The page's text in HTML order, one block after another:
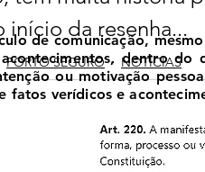
início da resenha...
PORTO SEGURO NOTÍCIAS
de comunicação,
dentro do
ou motivação
fatos verídicos e